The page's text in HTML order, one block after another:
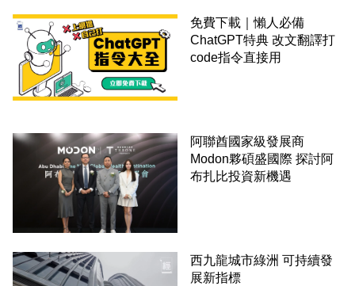
免費下載｜懶人必備
ChatGPT特典 改文翻譯打
code指令直接用
阿聯酋國家級發展商
Modon夥碩盛國際 探討阿
布扎比投資新機遇
西九龍城市綠洲 可持續發
展新指標